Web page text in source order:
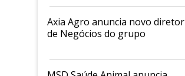
Axia Agro anuncia novo diretor
de Negócios do grupo